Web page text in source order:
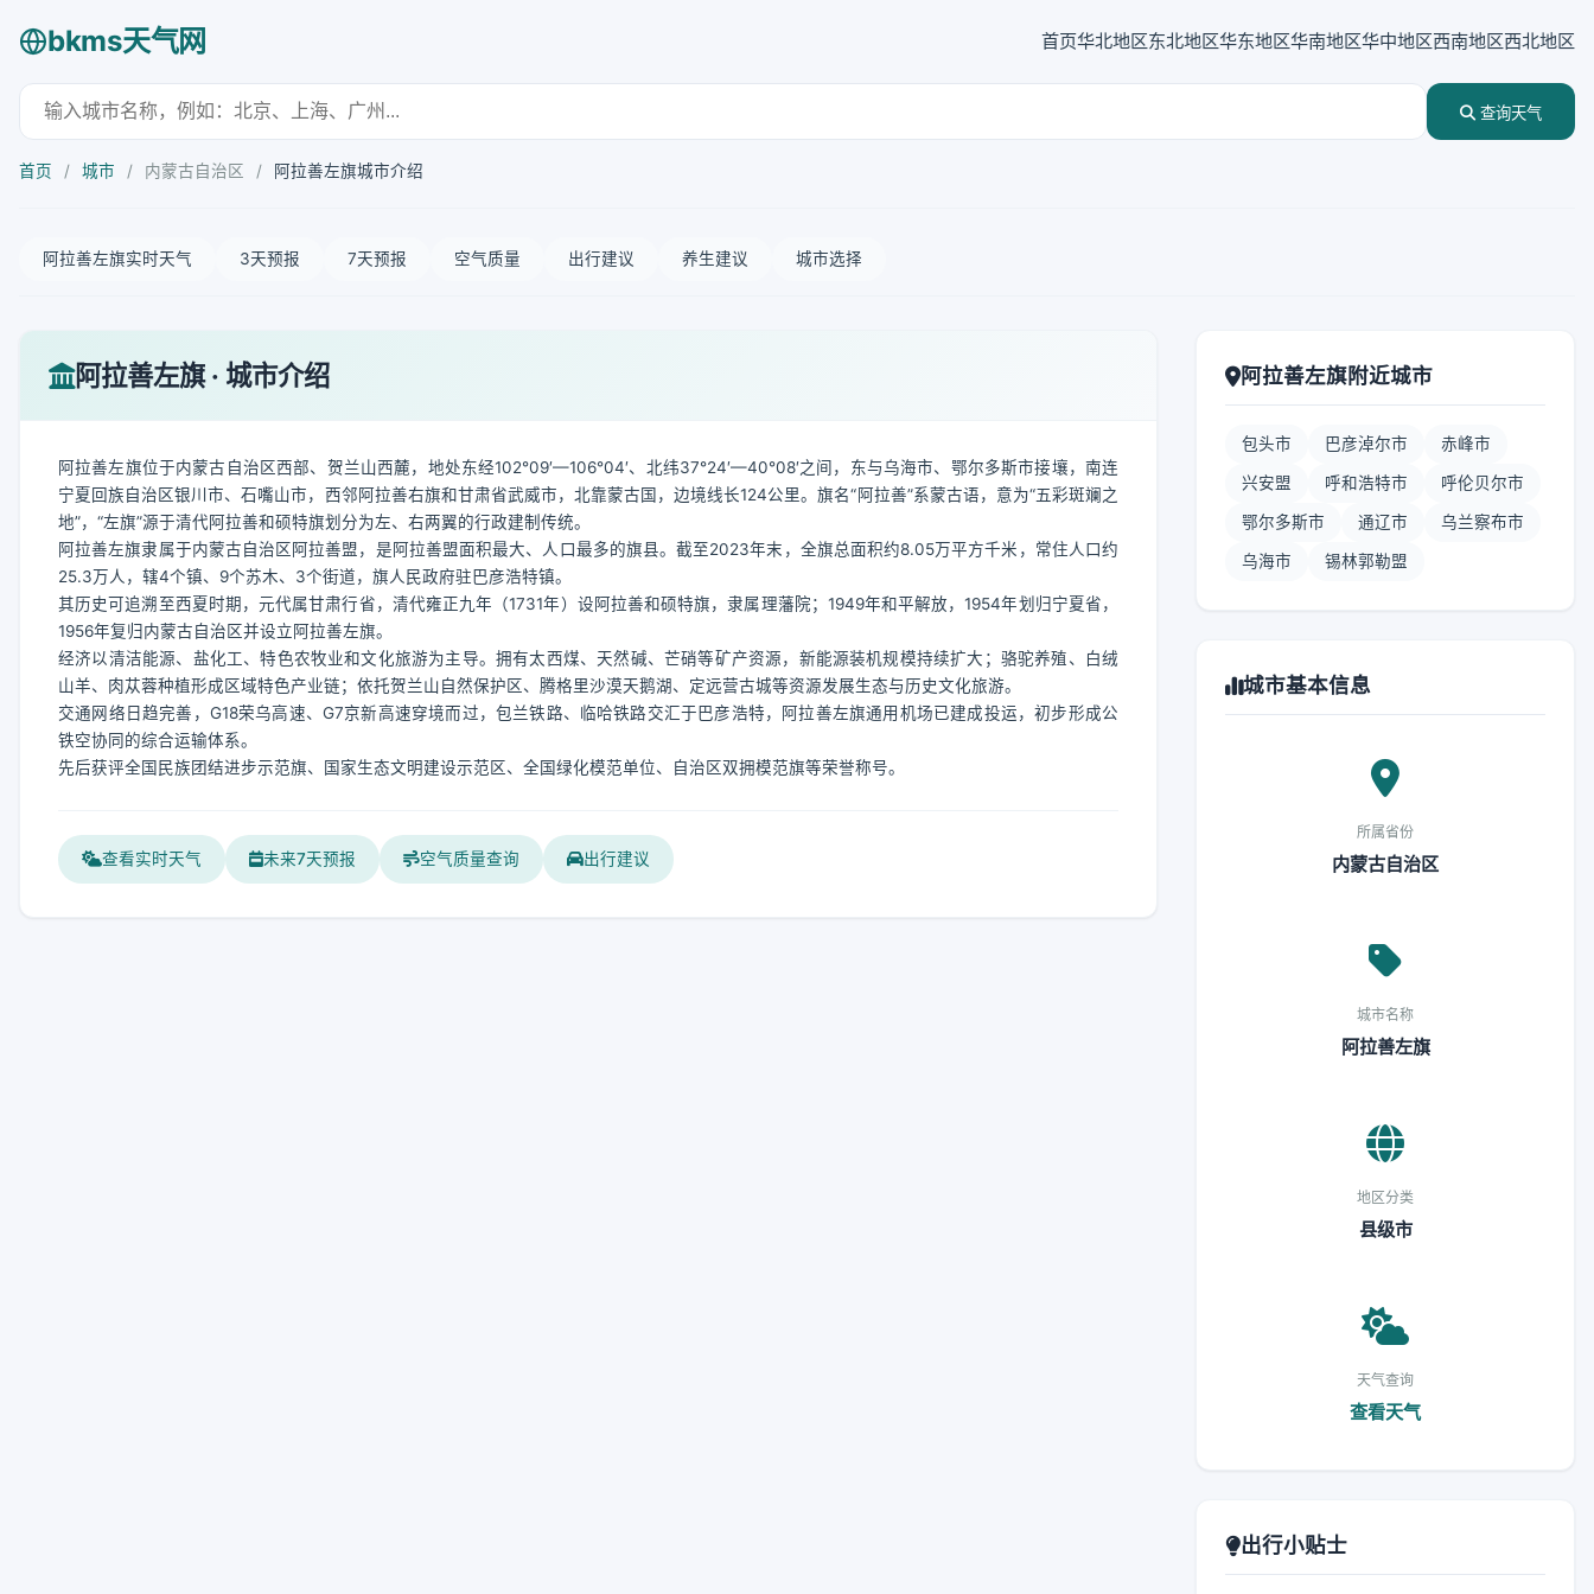
bkms天气网 首页华北地区东北地区华东地区华南地区华中地区西南地区西北地区
查询天气
首页 / 城市 / 内蒙古自治区 / 阿拉善左旗城市介绍
阿拉善左旗实时天气 3天预报 7天预报 空气质量 出行建议 养生建议 城市选择
阿拉善左旗 · 城市介绍
阿拉善左旗位于内蒙古自治区西部、贺兰山西麓，地处东经102°09′—106°04′、北纬37°24′—40°08′之间，东与乌海市、鄂尔多斯市接壤，南连
宁夏回族自治区银川市、石嘴山市，西邻阿拉善右旗和甘肃省武威市，北靠蒙古国，边境线长124公里。旗名“阿拉善”系蒙古语，意为“五彩斑斓之
地”，“左旗”源于清代阿拉善和硕特旗划分为左、右两翼的行政建制传统。
阿拉善左旗隶属于内蒙古自治区阿拉善盟，是阿拉善盟面积最大、人口最多的旗县。截至2023年末，全旗总面积约8.05万平方千米，常住人口约
25.3万人，辖4个镇、9个苏木、3个街道，旗人民政府驻巴彦浩特镇。
其历史可追溯至西夏时期，元代属甘肃行省，清代雍正九年（1731年）设阿拉善和硕特旗，隶属理藩院；1949年和平解放，1954年划归宁夏省，
1956年复归内蒙古自治区并设立阿拉善左旗。
经济以清洁能源、盐化工、特色农牧业和文化旅游为主导。拥有太西煤、天然碱、芒硝等矿产资源，新能源装机规模持续扩大；骆驼养殖、白绒
山羊、肉苁蓉种植形成区域特色产业链；依托贺兰山自然保护区、腾格里沙漠天鹅湖、定远营古城等资源发展生态与历史文化旅游。
交通网络日趋完善，G18荣乌高速、G7京新高速穿境而过，包兰铁路、临哈铁路交汇于巴彦浩特，阿拉善左旗通用机场已建成投运，初步形成公
铁空协同的综合运输体系。
先后获评全国民族团结进步示范旗、国家生态文明建设示范区、全国绿化模范单位、自治区双拥模范旗等荣誉称号。
查看实时天气 未来7天预报 空气质量查询 出行建议
阿拉善左旗附近城市
包头市 巴彦淖尔市 赤峰市
兴安盟 呼和浩特市 呼伦贝尔市
鄂尔多斯市 通辽市 乌兰察布市
乌海市 锡林郭勒盟
城市基本信息
所属省份
内蒙古自治区
城市名称
阿拉善左旗
地区分类
县级市
天气查询
查看天气
出行小贴士